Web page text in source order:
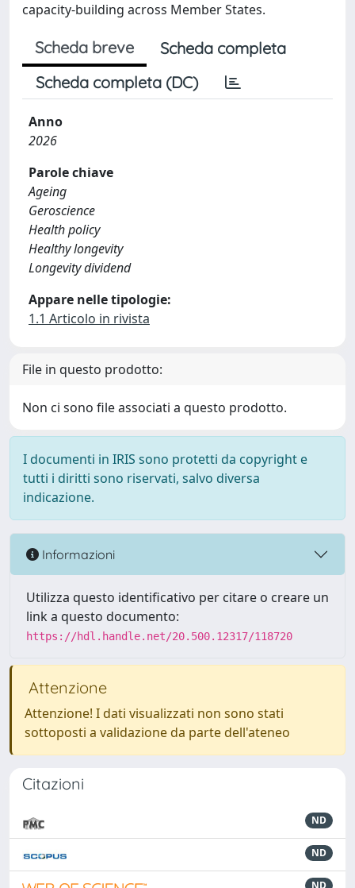
capacity‑building across Member States.
Scheda breve
Scheda completa
Scheda completa (DC)
Anno
2026
Parole chiave
Ageing
Geroscience
Health policy
Healthy longevity
Longevity dividend
Appare nelle tipologie:
1.1 Articolo in rivista
File in questo prodotto:
Non ci sono file associati a questo prodotto.
I documenti in IRIS sono protetti da copyright e
tutti i diritti sono riservati, salvo diversa
indicazione.
Informazioni
Utilizza questo identificativo per citare o creare un
link a questo documento:
https://hdl.handle.net/20.500.12317/118720
Attenzione
Attenzione! I dati visualizzati non sono stati
sottoposti a validazione da parte dell'ateneo
Citazioni
ND
ND